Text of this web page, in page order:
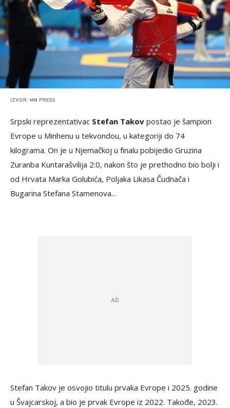
IZVOR: MN PRESS
Srpski reprezentativac Stefan Takov postao je šampion
Evrope u Minhenu u tekvondou, u kategoriji do 74
kilograma. On je u Njemačkoj u finalu pobijedio Gruzina
Zuranba Kuntarašvilija 2:0, nakon što je prethodno bio bolji i
od Hrvata Marka Golubića, Poljaka Likasa Čudnača i
Bugarina Stefana Stamenova...
Stefan Takov je osvojio titulu prvaka Evrope i 2025. godine
u Švajcarskoj, a bio je prvak Evrope iz 2022. Takođe, 2023.